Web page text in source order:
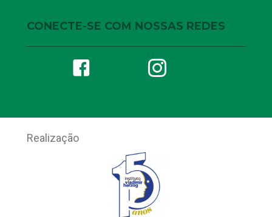
CONECTE-SE COM NOSSAS REDES
Realização